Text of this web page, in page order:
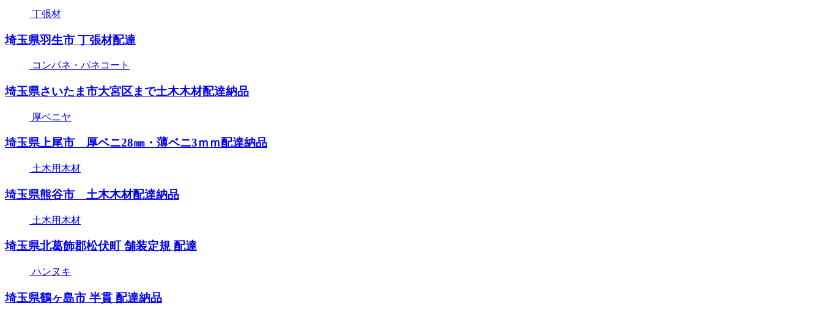
丁張材
埼玉県羽生市 丁張材配達
コンパネ・パネコート
埼玉県さいたま市大宮区まで土木木材配達納品
厚ベニヤ
埼玉県上尾市 厚ベニ28㎜・薄ベニ3ｍｍ配達納品
土木用木材
埼玉県熊谷市 土木木材配達納品
土木用木材
埼玉県北葛飾郡松伏町 舗装定規 配達
ハンヌキ
埼玉県鶴ヶ島市 半貫 配達納品